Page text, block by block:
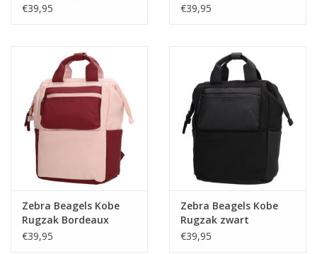
€39,95
€39,95
Zebra Beagels Kobe
Rugzak Bordeaux
€39,95
Zebra Beagels Kobe
Rugzak zwart
€39,95